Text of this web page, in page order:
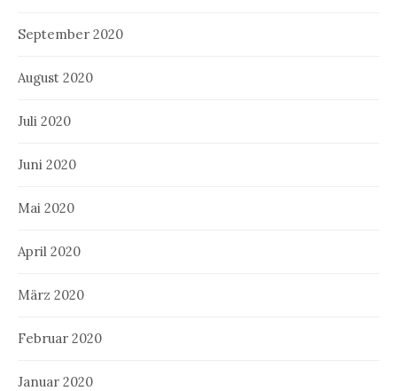
September 2020
August 2020
Juli 2020
Juni 2020
Mai 2020
April 2020
März 2020
Februar 2020
Januar 2020